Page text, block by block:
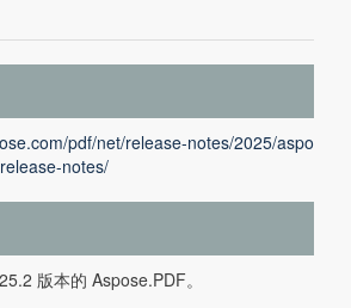
pdf/net/release-notes/2025/aspo
notes/
版本的 Aspose.PDF。